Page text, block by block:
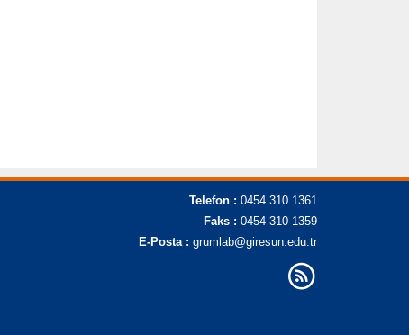
Telefon : 0454 310 1361
Faks : 0454 310 1359
E-Posta : grumlab@giresun.edu.tr